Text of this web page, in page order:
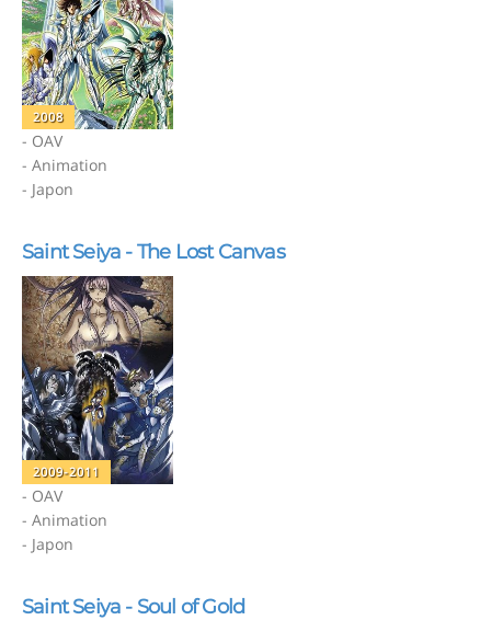
2008
- OAV
- Animation
- Japon
Saint Seiya - The Lost Canvas
2009-2011
- OAV
- Animation
- Japon
Saint Seiya - Soul of Gold